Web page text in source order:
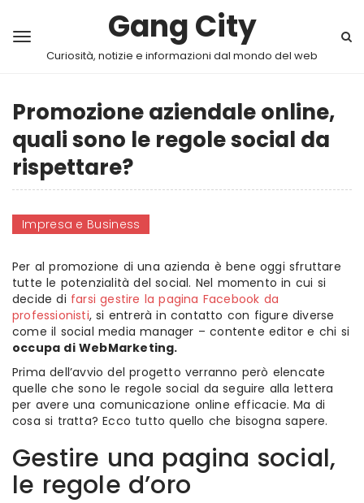
Gang City
Curiosità, notizie e informazioni dal mondo del web
Promozione aziendale online,
quali sono le regole social da
rispettare?
Impresa e Business
Per al promozione di una azienda è bene oggi sfruttare
tutte le potenzialità del social. Nel momento in cui si
decide di farsi gestire la pagina Facebook da
professionisti, si entrerà in contatto con figure diverse
come il social media manager – contente editor e chi si
occupa di WebMarketing.
Prima dell’avvio del progetto verranno però elencate
quelle che sono le regole social da seguire alla lettera
per avere una comunicazione online efficacie. Ma di
cosa si tratta? Ecco tutto quello che bisogna sapere.
Gestire una pagina social,
le regole d’oro